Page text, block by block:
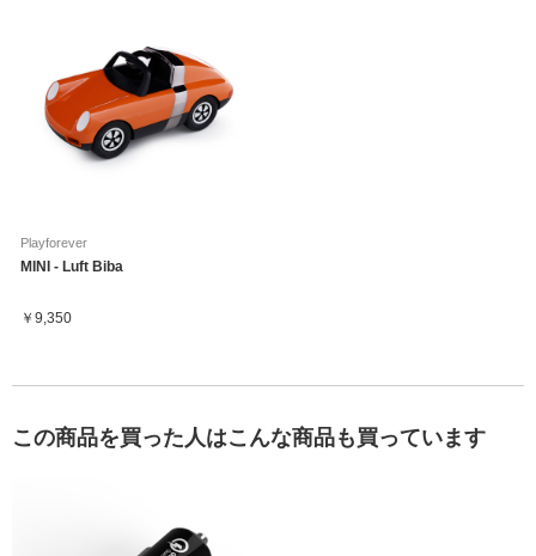
Playforever
MINI - Luft Biba
￥9,350
この商品を買った人はこんな商品も買っています